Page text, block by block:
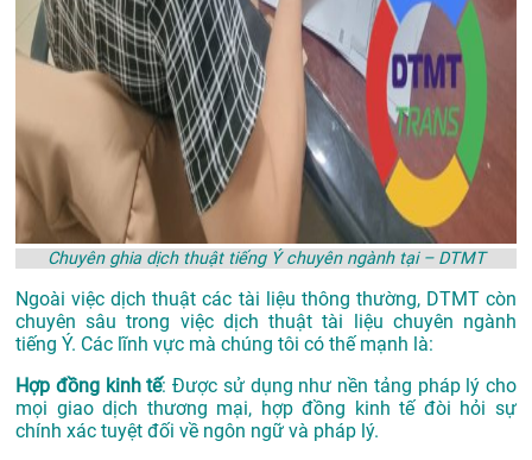
Chuyên ghia dịch thuật tiếng Ý chuyên ngành tại – DTMT
Ngoài việc dịch thuật các tài liệu thông thường, DTMT còn
chuyên sâu trong việc dịch thuật tài liệu chuyên ngành
tiếng Ý. Các lĩnh vực mà chúng tôi có thế mạnh là:
Hợp đồng kinh tế: Được sử dụng như nền tảng pháp lý cho
mọi giao dịch thương mại, hợp đồng kinh tế đòi hỏi sự
chính xác tuyệt đối về ngôn ngữ và pháp lý.